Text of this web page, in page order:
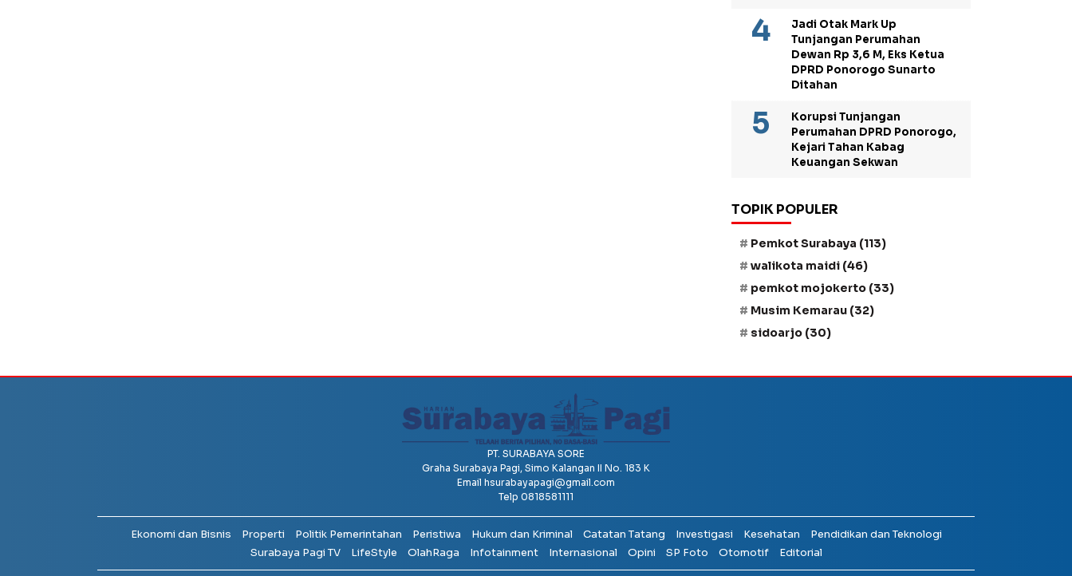
Jadi Otak Mark Up
Tunjangan Perumahan
Dewan Rp 3,6 M, Eks Ketua
DPRD Ponorogo Sunarto
Ditahan
Korupsi Tunjangan
Perumahan DPRD Ponorogo,
Kejari Tahan Kabag
Keuangan Sekwan
TOPIK POPULER
Pemkot Surabaya (113)
walikota maidi (46)
pemkot mojokerto (33)
Musim Kemarau (32)
sidoarjo (30)
PT. SURABAYA SORE
Graha Surabaya Pagi, Simo Kalangan II No. 183 K
Email hsurabayapagi@gmail.com
Telp 0818581111
Ekonomi dan Bisnis Properti Politik Pemerintahan Peristiwa Hukum dan Kriminal Catatan Tatang Investigasi Kesehatan
Pendidikan dan Teknologi
Surabaya Pagi TV
LifeStyle OlahRaga Infotainment Internasional Opini SP Foto Otomotif Editorial